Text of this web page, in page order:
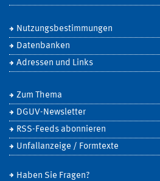
Nutzungsbestimmungen
Datenbanken
Adressen und Links
Zum Thema
DGUV-Newsletter
RSS-Feeds abonnieren
Unfallanzeige / Formtexte
Haben Sie Fragen?